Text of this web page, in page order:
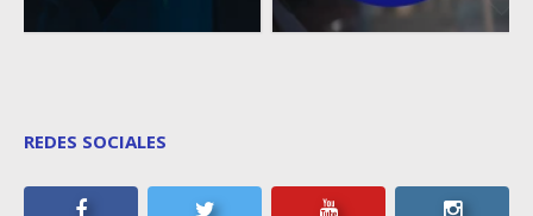
REDES SOCIALES